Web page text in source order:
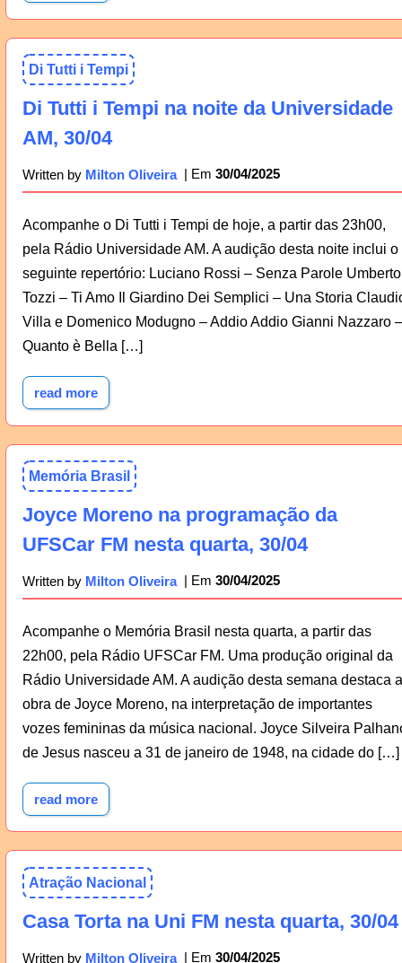
Di Tutti i Tempi
Di Tutti i Tempi na noite da Universidade
AM, 30/04
Written by Milton Oliveira 30/04/2025
Acompanhe o Di Tutti i Tempi de hoje, a partir das 23h00,
pela Rádio Universidade AM. A audição desta noite inclui o
seguinte repertório: Luciano Rossi – Senza Parole Umberto
Tozzi – Ti Amo Il Giardino Dei Semplici – Una Storia
Villa e Domenico Modugno – Addio Addio Gianni Nazzaro –
Quanto è Bella […]
read more
Memória Brasil
Joyce Moreno na programação da
UFSCar FM nesta quarta, 30/04
Written by Milton Oliveira 30/04/2025
Acompanhe o Memória Brasil nesta quarta, a partir das
22h00, pela Rádio UFSCar FM. Uma produção original da
Rádio Universidade AM. A audição desta semana destaca a
obra de Joyce Moreno, na interpretação de importantes
vozes femininas da música nacional. Joyce Silveira
de Jesus nasceu a 31 de janeiro de 1948, na cidade do […]
read more
Atração Nacional
Casa Torta na Uni FM nesta quarta, 30/04
Written by Milton Oliveira 30/04/2025